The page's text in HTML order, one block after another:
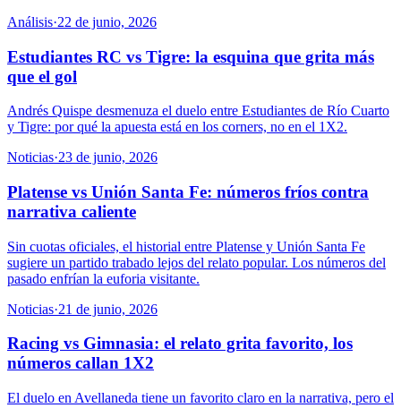
Análisis·22 de junio, 2026
Estudiantes RC vs Tigre: la esquina que grita más
que el gol
Andrés Quispe desmenuza el duelo entre Estudiantes de Río Cuarto
y Tigre: por qué la apuesta está en los corners, no en el 1X2.
Noticias·23 de junio, 2026
Platense vs Unión Santa Fe: números fríos contra
narrativa caliente
Sin cuotas oficiales, el historial entre Platense y Unión Santa Fe
sugiere un partido trabado lejos del relato popular. Los números del
pasado enfrían la euforia visitante.
Noticias·21 de junio, 2026
Racing vs Gimnasia: el relato grita favorito, los
números callan 1X2
El duelo en Avellaneda tiene un favorito claro en la narrativa, pero el